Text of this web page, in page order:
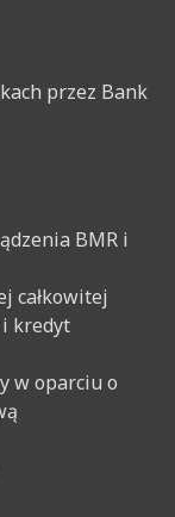
przez Bank
BMR i
całkowitej
kredyt
w oparciu o